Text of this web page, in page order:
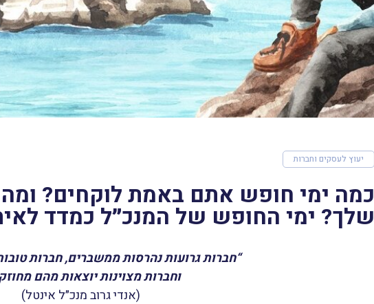
יעוץ לעסקים וחברות
כמה ימי חופש אתם באמת לוקחים? ומה
שלך? ימי החופש של המנכ״ל כמדד
“חברות גרועות נהרסות ממשברים, חברות
וחברות מצוינות יוצאות מהם
(אנדי גרוב מנכ״ל אינטל)